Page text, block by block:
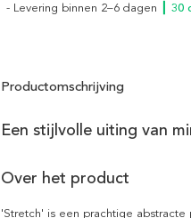
- Levering binnen 2–6 dagen ┃
Productomschrijving
Een stijlvolle uiting van
Over het product
'Stretch' is een prachtige